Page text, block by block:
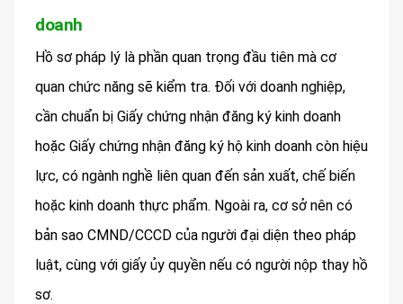
doanh
Hồ sơ pháp lý là phần quan trọng đầu tiên mà cơ
quan chức năng sẽ kiểm tra. Đối với doanh nghiệp,
cần chuẩn bị Giấy chứng nhận đăng ký kinh doanh
hoặc Giấy chứng nhận đăng ký hộ kinh doanh còn hiệu
lực, có ngành nghề liên quan đến sản xuất, chế biến
hoặc kinh doanh thực phẩm. Ngoài ra, cơ sở nên có
bản sao CMND/CCCD của người đại diện theo pháp
luật, cùng với giấy ủy quyền nếu có người nộp thay hồ
sơ.